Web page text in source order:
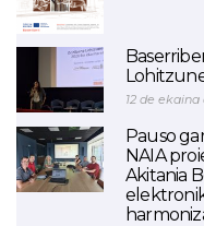
12 de ekaina
Pauso
NAIA
Akitania